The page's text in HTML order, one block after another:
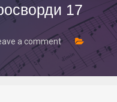
17
a comment